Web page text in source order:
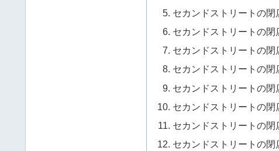
セカンドストリートの閉
セカンドストリートの閉
セカンドストリートの閉
セカンドストリートの閉
セカンドストリートの閉
セカンドストリートの閉
セカンドストリートの閉
セカンドストリートの閉